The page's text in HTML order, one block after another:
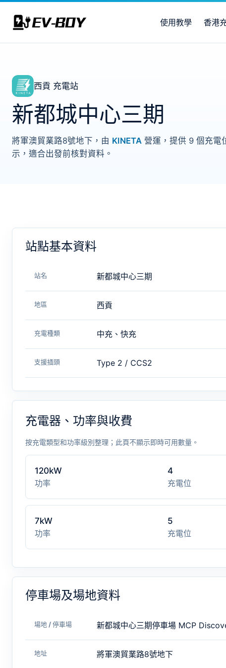
使用教學 香港
西貢 充電站
新都城中心三期
將軍澳貿業路8號地下，由 KINETA 營運，提供 9 個充電
示，適合出發前核對資料。
站點基本資料
站名 新都城中心三期
地區 西貢
充電種類 中充、快充
支援插頭 Type 2 / CCS2
充電器、功率與收費
按充電類型和功率級別整理；此頁不顯示即時可用數量。
120kW
功率
4
充電位
7kW
功率
5
充電位
停車場及場地資料
場地 / 停車場 新都城中心三期停車場 MCP
地址 將軍澳貿業路8號地下